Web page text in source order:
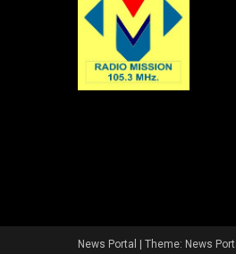
News Portal | Theme: News